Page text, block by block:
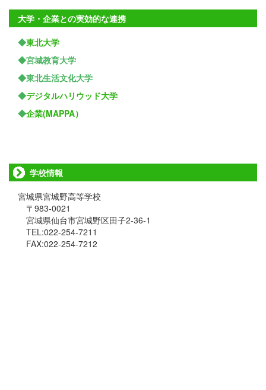
大学・企業との実効的な連携
◆東北大学
◆宮城教育大学
◆東北生活文化大学
◆デジタルハリウッド大学
◆企業(MAPPA）
学校情報
宮城県宮城野高等学校
〒983-0021
宮城県仙台市宮城野区田子2-36-1
TEL:022-254-7211
FAX:022-254-7212